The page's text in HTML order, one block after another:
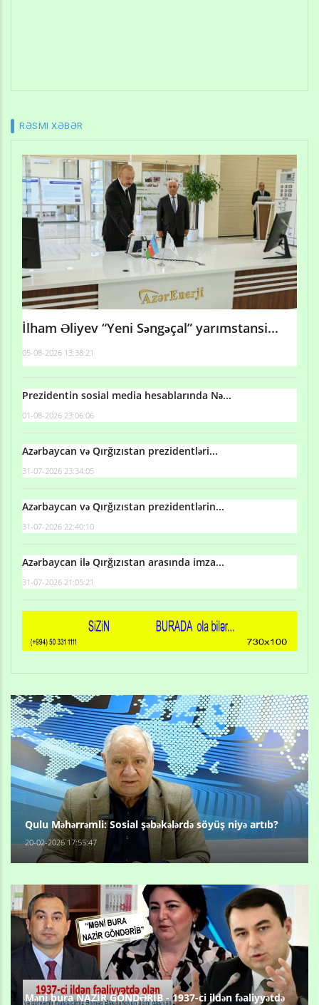
RƏSMI XƏBƏR
İlham Əliyev “Yeni Səngəçal” yarımstansi...
05-08-2026 13:38:21
Prezidentin sosial media hesablarında Nə...
01-08-2026 23:06:06
Azərbaycan və Qırğızıstan prezidentləri...
31-07-2026 23:34:05
Azərbaycan və Qırğızıstan prezidentlərin...
31-07-2026 22:40:10
Azərbaycan ilə Qırğızıstan arasında imza...
31-07-2026 21:05:21
Qulu Məhərrəmli: Sosial şəbəkələrdə söyüş niyə artıb?
20-02-2026 17:55:47
Məni bura NAZİR GÖNDƏRİB - 1937-ci ildən fəaliyyətdə